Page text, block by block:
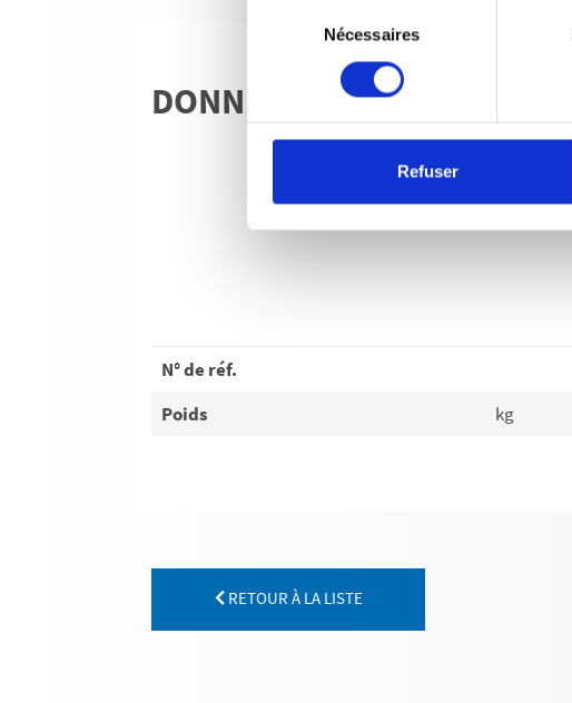
consentement
Nécessaires
Refuser
DONNÉES TECHNIQUES
N° de réf.
Poids
kg
RETOUR À LA LISTE